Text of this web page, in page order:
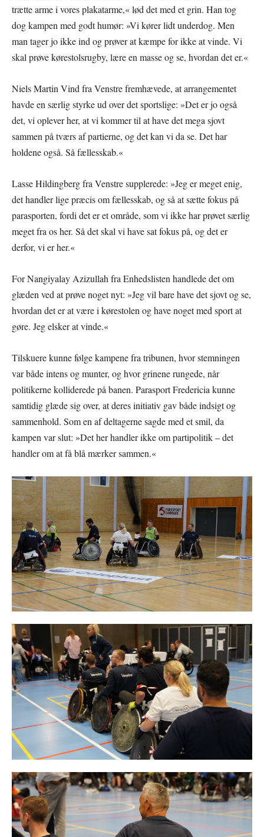
trætte arme i vores plakatarme,« lød det med et grin. Han tog
dog kampen med godt humør: »Vi kører lidt underdog. Men
man tager jo ikke ind og prøver at kæmpe for ikke at vinde. Vi
skal prøve kørestolsrugby, lære en masse og se, hvordan det er.«
Niels Martin Vind fra Venstre fremhævede, at arrangementet
havde en særlig styrke ud over det sportslige: »Det er jo også
det, vi oplever her, at vi kommer til at have det mega sjovt
sammen på tværs af partierne, og det kan vi da se. Det har
holdene også. Så fællesskab.«
Lasse Hildingberg fra Venstre supplerede: »Jeg er meget enig,
det handler lige præcis om fællesskab, og så at sætte fokus på
parasporten, fordi det er et område, som vi ikke har prøvet særlig
meget fra os her. Så det skal vi have sat fokus på, og det er
derfor, vi er her.«
For Nangiyalay Azizullah fra Enhedslisten handlede det om
glæden ved at prøve noget nyt: »Jeg vil bare have det sjovt og se,
hvordan det er at være i kørestolen og have noget med sport at
gøre. Jeg elsker at vinde.«
Tilskuere kunne følge kampene fra tribunen, hvor stemningen
var både intens og munter, og hvor grinene rungede, når
politikerne kolliderede på banen. Parasport Fredericia kunne
samtidig glæde sig over, at deres initiativ gav både indsigt og
sammenhold. Som en af deltagerne sagde med et smil, da
kampen var slut: »Det her handler ikke om partipolitik – det
handler om at få blå mærker sammen.«